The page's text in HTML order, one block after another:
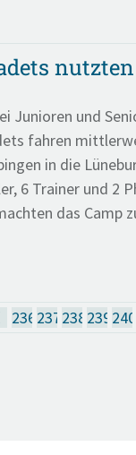
Junioren und
fahren
in die
6 Trainer und 2
das Camp
236 237 238 239 240